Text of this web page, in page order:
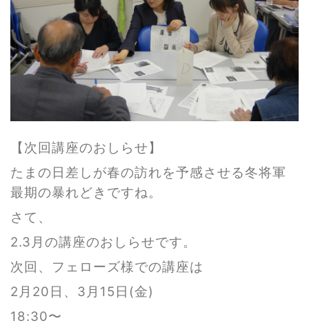
【次回講座のおしらせ】
たまの日差しが春の訪れを予感させる冬将軍
最期の暴れどきですね。
さて、
2.3月の講座のおしらせです。
次回、フェローズ様での講座は
2月20日、3月15日(金)
18:30〜